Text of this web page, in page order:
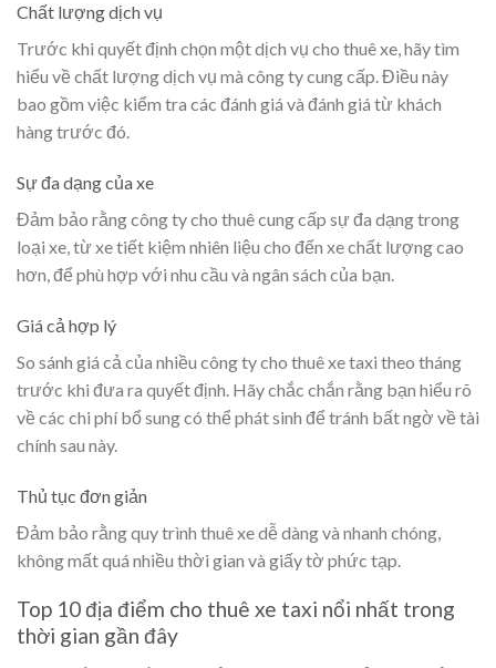
Chất lượng dịch vụ
Trước khi quyết định chọn một dịch vụ cho thuê xe, hãy tìm
hiểu về chất lượng dịch vụ mà công ty cung cấp. Điều này
bao gồm việc kiểm tra các đánh giá và đánh giá từ khách
hàng trước đó.
Sự đa dạng của xe
Đảm bảo rằng công ty cho thuê cung cấp sự đa dạng trong
loại xe, từ xe tiết kiệm nhiên liệu cho đến xe chất lượng cao
hơn, để phù hợp với nhu cầu và ngân sách của bạn.
Giá cả hợp lý
So sánh giá cả của nhiều công ty cho thuê xe taxi theo tháng
trước khi đưa ra quyết định. Hãy chắc chắn rằng bạn hiểu rõ
về các chi phí bổ sung có thể phát sinh để tránh bất ngờ về tài
chính sau này.
Thủ tục đơn giản
Đảm bảo rằng quy trình thuê xe dễ dàng và nhanh chóng,
không mất quá nhiều thời gian và giấy tờ phức tạp.
Top 10 địa điểm cho thuê xe taxi nổi nhất trong
thời gian gần đây